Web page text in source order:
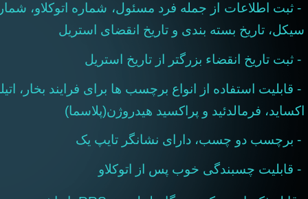
اطلاعات از جمله فرد مسئول، شماره اتوکلاو، شماره
تاریخ بسته بندی و تاریخ انقضای استریل
تاریخ انقضاء بزرگتر از تاریخ استریل
استفاده از انواع برچسب ها برای فرایند بخار، اتیلن
فرمالدئید و پراکسید هیدروژن(پلاسما)
دو چسب، دارای نشانگر تایپ یک
چسبندگی خوب پس از اتوکلاو